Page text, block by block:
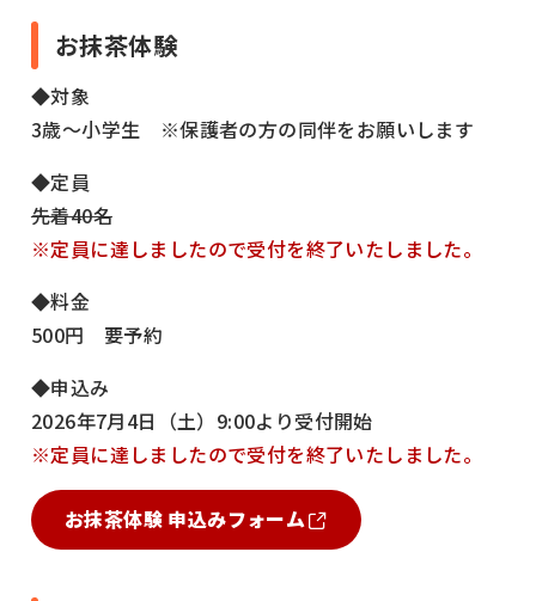
お抹茶体験
◆対象
3歳～小学生 ※保護者の方の同伴をお願いします
◆定員
先着40名
※定員に達しましたので受付を終了いたしました。
◆料金
500円 要予約
◆申込み
2026年7月4日（土）9:00より受付開始
※定員に達しましたので受付を終了いたしました。
お抹茶体験 申込みフォーム